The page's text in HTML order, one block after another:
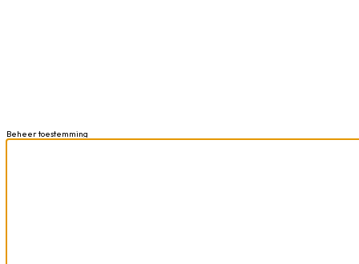
Beheer toestemming